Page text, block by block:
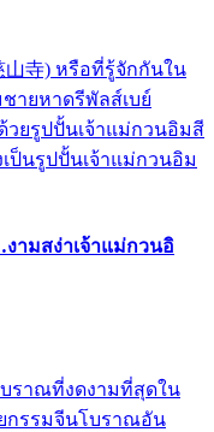
山寺) หรือที่รู้จักกันใน
ายหาดรีพัลส์เบย์
ด้วยรูปปั้นเจ้าแม่กวนอิมสี
ป็นรูปปั้นเจ้าแม่กวนอิม
งามสง่าเจ้าแม่กวนอิ
ราณที่งดงามที่สุดใน
ยกรรมจีนโบราณอัน